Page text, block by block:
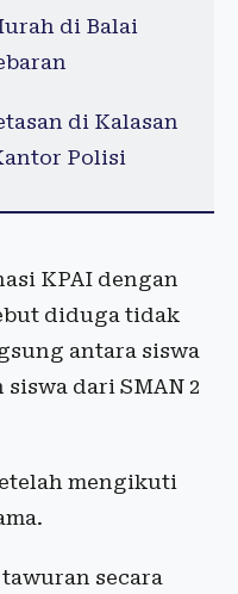
di Balai
di Kalasan
Polisi
KPAI dengan
diduga tidak
antara siswa
dari SMAN 2
mengikuti
secara